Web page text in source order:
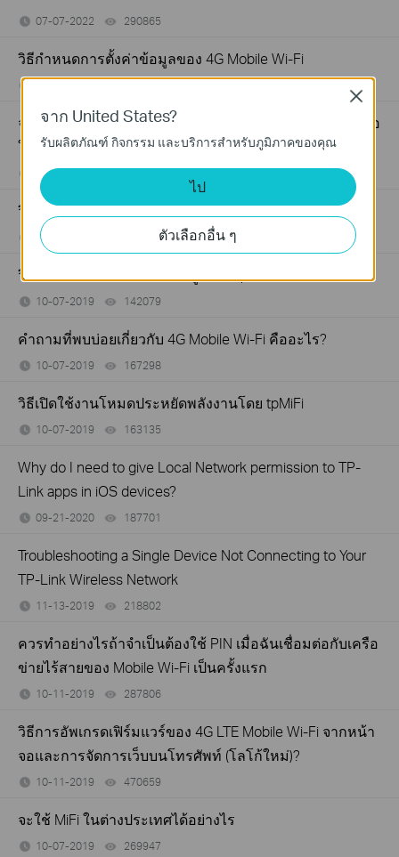
07-07-2022 290865
วิธีกำหนดการตั้งค่าข้อมูลของ 4G Mobile Wi-Fi
จะแก้ไขปัญหาอย่างไรหากไม่มีการเชื่อมต่ออินเทอร์เน็ตเมื่อ
ใช้ 4G Mobile Wi-Fi
10-07-2019
วิธีการส่ง SMS ด้วย tpMiFi
10-07-2019 174340views
วิธีตั้งค่าขีด จำกัด การใช้ข้อมูลด้วย tpMiFi
10-07-2019 142079
คำถามที่พบบ่อยเกี่ยวกับ 4G Mobile Wi-Fi คืออะไร?
10-07-2019 167298
วิธีเปิดใช้งานโหมดประหยัดพลังงานโดย tpMiFi
10-07-2019 163135
Why do I need to give Local Network permission to TP-
Link apps in iOS devices?
09-21-2020 187701
Troubleshooting a Single Device Not Connecting to Your
TP-Link Wireless Network
11-13-2019 218802
ควรทำอย่างไรถ้าจำเป็นต้องใช้ PIN เมื่อฉันเชื่อมต่อกับเครือ
ข่ายไร้สายของ Mobile Wi-Fi เป็นครั้งแรก
10-11-2019 287806
วิธีการอัพเกรดเฟิร์มแวร์ของ 4G LTE Mobile Wi-Fi จากหน้า
จอและการจัดการเว็บบนโทรศัพท์ (โลโก้ใหม่)?
10-11-2019 470659
จะใช้ MiFi ในต่างประเทศได้อย่างไร
10-07-2019 269947
จาก United States?
รับผลิตภัณฑ์ กิจกรรม และบริการสำหรับภูมิภาคของคุณ
ไป
ตัวเลือกอื่น ๆ
Close